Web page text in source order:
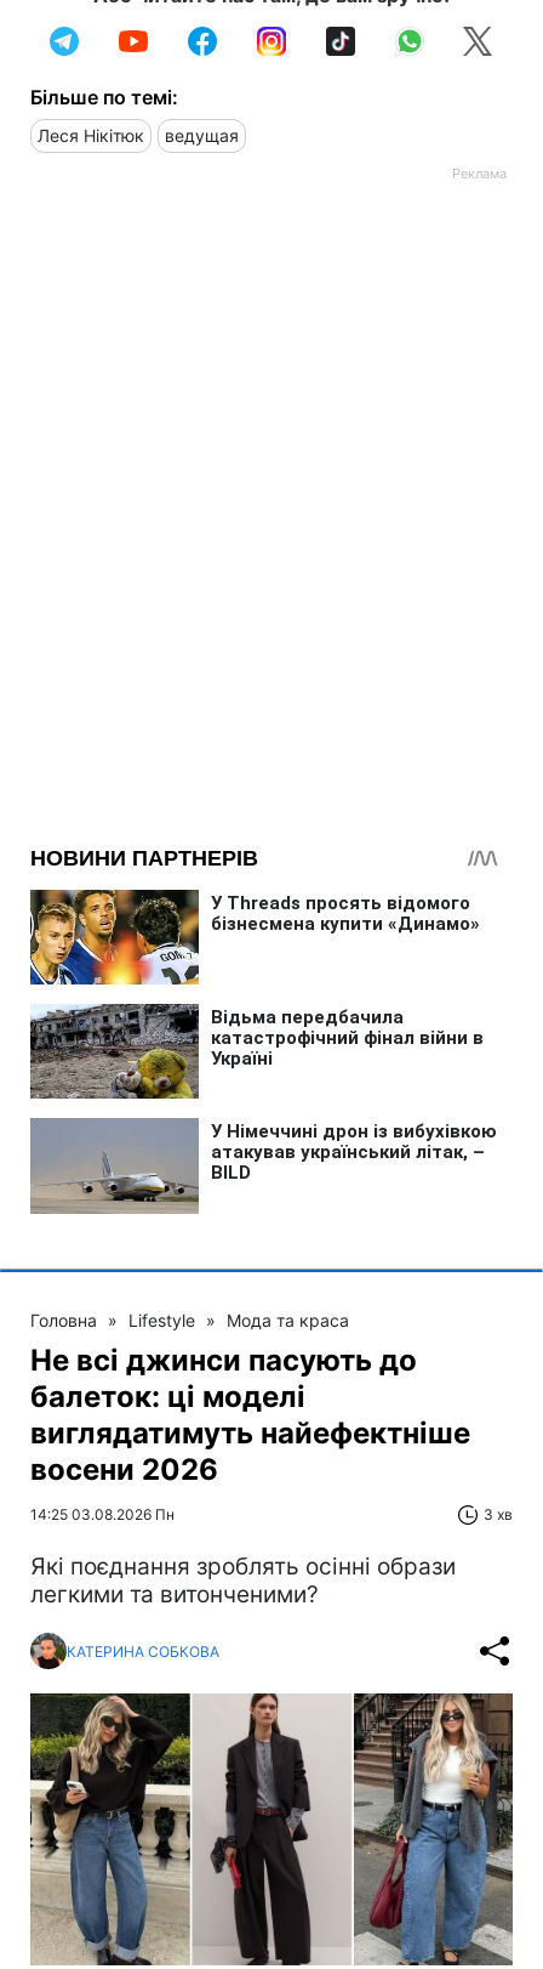
Більше по темі:
Леся Нікітюк ведущая
Головна » Lifestyle » Мода та краса
Не всі джинси пасують до
балеток: ці моделі
виглядатимуть найефектніше
восени 2026
14:25 03.08.2026 Пн 3 хв
Які поєднання зроблять осінні образи
легкими та витонченими?
КАТЕРИНА СОБКОВА